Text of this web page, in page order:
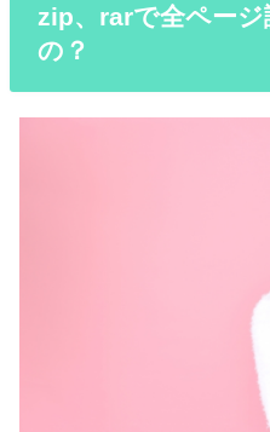
zip、rarで全ペー
の？